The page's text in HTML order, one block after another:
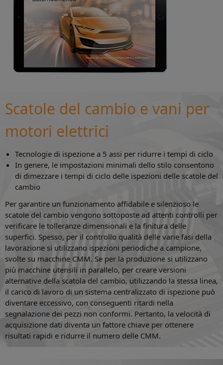
Scatole del cambio e vani per
motori elettrici
Tecnologie di ispezione a 5 assi per ridurre i tempi di ciclo
In genere, le impostazioni minimali dello stilo consentono
di dimezzare i tempi di ciclo delle ispezioni delle scatole del
cambio
Per garantire un funzionamento affidabile e silenzioso le
scatole del cambio vengono sottoposte ad attenti controlli per
verificare le tolleranze dimensionali e la finitura delle
superfici. Spesso, per il controllo qualità delle varie fasi della
lavorazione si utilizzano ispezioni periodiche a campione,
svolte su macchine CMM. Se per la produzione si utilizzano
più macchine utensili in parallelo, per creare versioni
alternative della scatola del cambio, utilizzando la stessa linea,
il carico di lavoro di un sistema centralizzato di ispezione può
diventare eccessivo, con conseguenti ritardi nella
segnalazione dei pezzi non conformi. Pertanto, la velocità di
acquisizione dati diventa un fattore chiave per ottenere
risultati rapidi e ridurre il numero delle CMM.